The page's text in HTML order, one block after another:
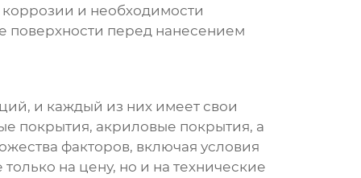
и необходимости
поверхности перед нанесением
и каждый из них имеет свои
покрытия, акриловые покрытия, а
факторов, включая условия
на цену, но и на технические